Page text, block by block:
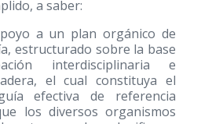
a saber:
a un plan orgánico de
estructurado sobre la base
interdisciplinaria e
el cual constituya el
efectiva de referencia
los diversos organismos